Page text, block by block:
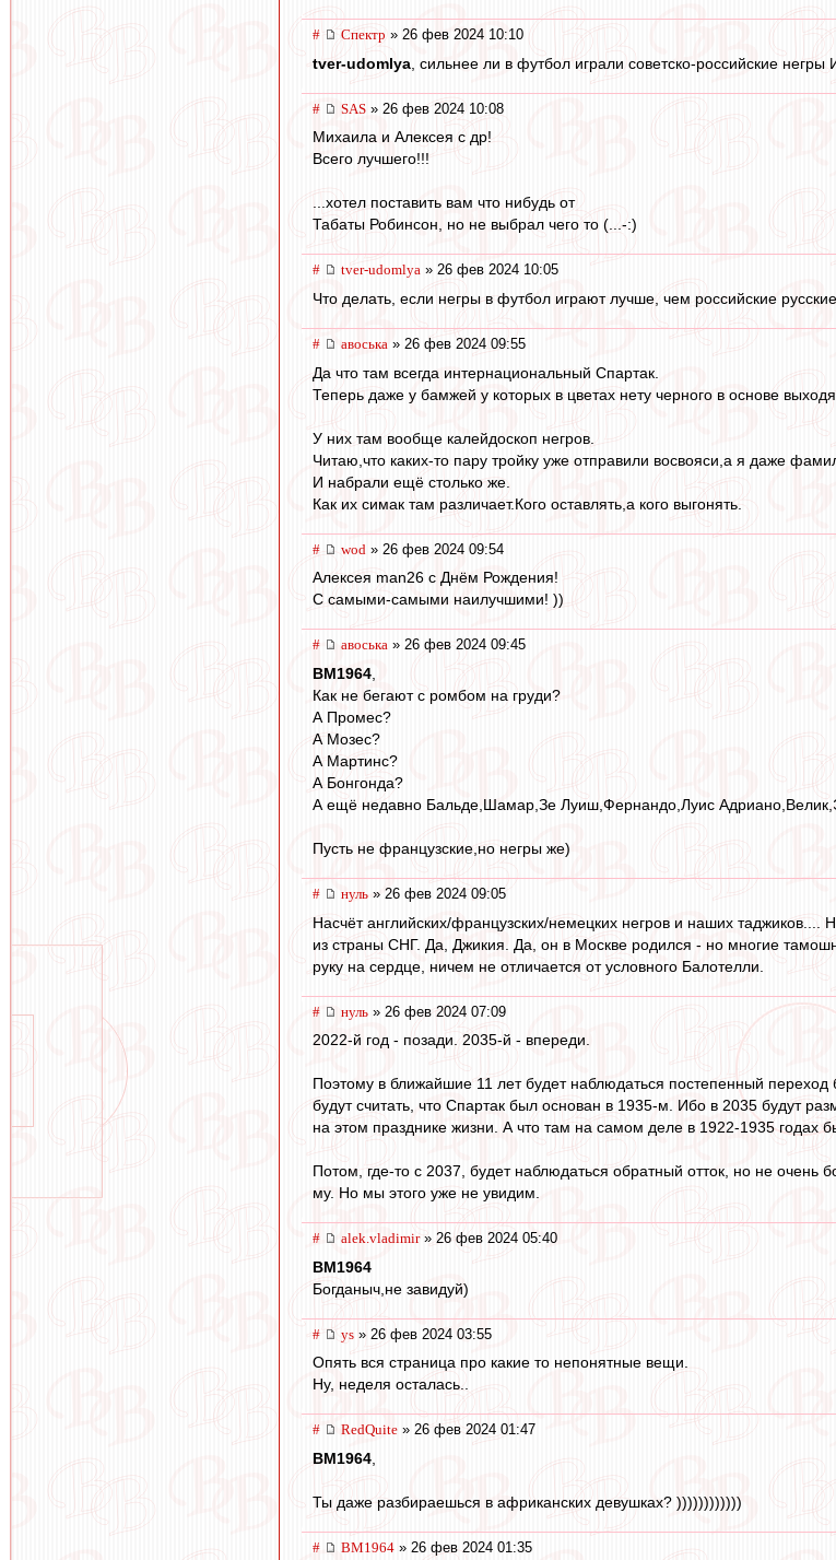
# Спектр » 26 фев 2024 10:10
tver-udomlya , сильнее ли в футбол играли советско-российские
# SAS » 26 фев 2024 10:08
Михаила и Алексея с др!
Всего лучшего!!!
...хотел поставить вам что нибудь от
Табаты Робинсон, но не выбрал чего то (...-:)
# tver-udomlya » 26 фев 2024 10:05
Что делать, если негры в футбол играют лучше, чем российские
# авоська » 26 фев 2024 09:55
Да что там всегда интернациональный Спартак.
Теперь даже у бамжей у которых в цветах нету черного в основе
У них там вообще калейдоскоп негров.
Читаю,что каких-то пару тройку уже отправили восвояси,а я даже
И набрали ещё столько же.
Как их симак там различает.Кого оставлять,а кого выгонять.
# wod » 26 фев 2024 09:54
Алексея man26 с Днём Рождения!
С самыми-самыми наилучшими! ))
# авоська » 26 фев 2024 09:45
BM1964
Как не бегают с ромбом на груди?
А Промес?
А Мозес?
А Мартинс?
А Бонгонда?
А ещё недавно Бальде,Шамар,Зе Луиш,Фернандо,Луис
Пусть не французские,но негры же)
# нуль » 26 фев 2024 09:05
Насчёт английских/французских/немецких негров и наших
из страны СНГ. Да, Джикия. Да, он в Москве родился - но многие
руку на сердце, ничем не отличается от условного Балотелли.
# нуль » 26 фев 2024 07:09
2022-й год - позади. 2035-й - впереди.
Поэтому в ближайшие 11 лет будет наблюдаться постепенный
будут считать, что Спартак был основан в 1935-м. Ибо в 2035 будут
на этом празднике жизни. А что там на самом деле в 1922-1935 годах
Потом, где-то с 2037, будет наблюдаться обратный отток, но не очень
му. Но мы этого уже не увидим.
# alek.vladimir» 26 фев 2024 05:40
BM1964
Богданыч,не завидуй)
# ys » 26 фев 2024 03:55
Опять вся страница про какие то непонятные вещи.
Ну, неделя осталась..
# RedQuite » 26 фев 2024 01:47
BM1964
Ты даже разбираешься в африканских девушках? ))))))))))))
# BM1964 » 26 фев 2024 01:35